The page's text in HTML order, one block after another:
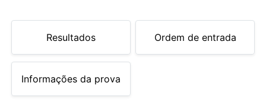
Resultados Ordem de entrada
Informações da prova